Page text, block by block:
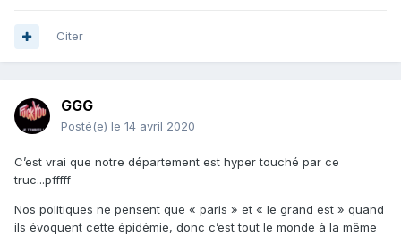
Citer
GGG
Posté(e) le 14 avril 2020
C’est vrai que notre département est hyper touché par ce
truc...pfffff
Nos politiques ne pensent que « paris » et « le grand est » quand
ils évoquent cette épidémie, donc c’est tout le monde à la même